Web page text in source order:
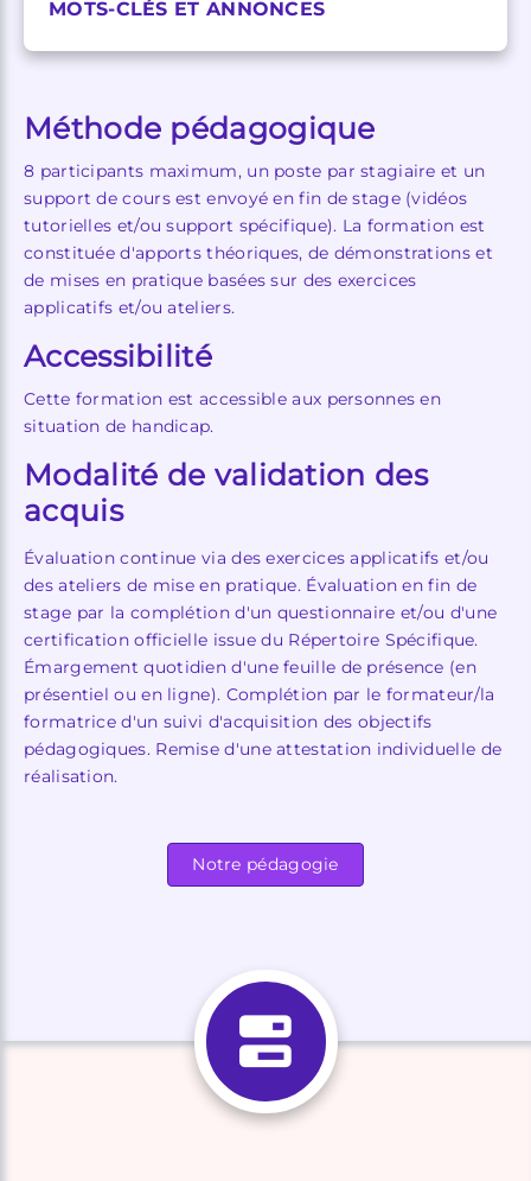
MOTS-CLÉS ET ANNONCES
Méthode pédagogique
8 participants maximum, un poste par stagiaire et un
support de cours est envoyé en fin de stage (vidéos
tutorielles et/ou support spécifique). La formation est
constituée d'apports théoriques, de démonstrations et
de mises en pratique basées sur des exercices
applicatifs et/ou ateliers.
Accessibilité
Cette formation est accessible aux personnes en
situation de handicap.
Modalité de validation des
acquis
Évaluation continue via des exercices applicatifs et/ou
des ateliers de mise en pratique. Évaluation en fin de
stage par la complétion d'un questionnaire et/ou d'une
certification officielle issue du Répertoire Spécifique.
Émargement quotidien d'une feuille de présence (en
présentiel ou en ligne). Complétion par le formateur/la
formatrice d'un suivi d'acquisition des objectifs
pédagogiques. Remise d'une attestation individuelle de
réalisation.
Notre pédagogie